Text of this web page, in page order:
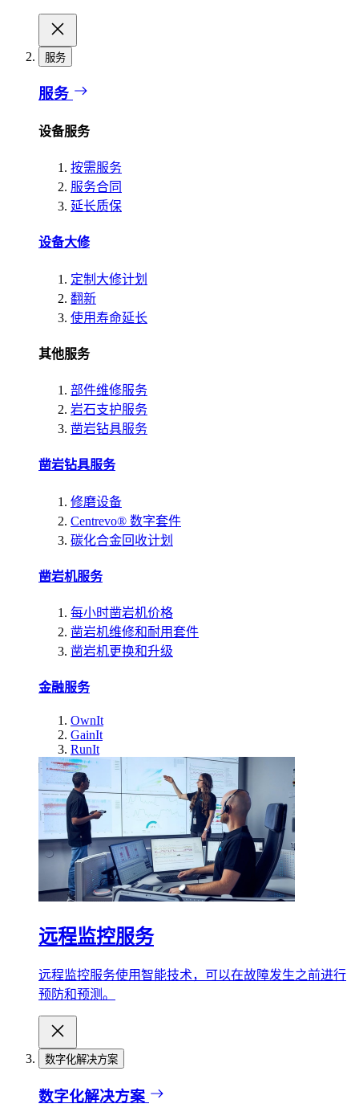
服务
服务
设备服务
按需服务
服务合同
延长质保
设备大修
定制大修计划
翻新
使用寿命延长
其他服务
部件维修服务
岩石支护服务
凿岩钻具服务
凿岩钻具服务
修磨设备
Centrevo® 数字套件
碳化合金回收计划
凿岩机服务
每小时凿岩机价格
凿岩机维修和耐用套件
凿岩机更换和升级
金融服务
OwnIt
GainIt
RunIt
远程监控服务
远程监控服务使用智能技术，可以在故障发生之前进行
预防和预测。
数字化解决方案
数字化解决方案